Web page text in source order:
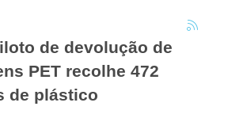
de devolução de
PET recolhe 472
de plástico